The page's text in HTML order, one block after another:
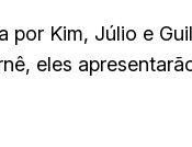
Kim, Júlio e
eles